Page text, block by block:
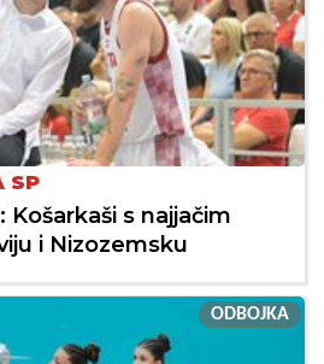
SP
Košarkaši s najjačim
i Nizozemsku
ODBOJKA